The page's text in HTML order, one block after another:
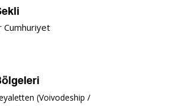
Cumhuriyet
(Voivodeship /